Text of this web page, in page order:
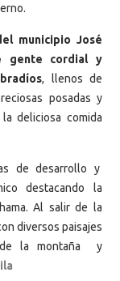
municipio José
gente cordial y
, llenos de
posadas y
deliciosa comida
de desarrollo y
destacando la
Al salir de la
diversos paisajes
de la montaña y